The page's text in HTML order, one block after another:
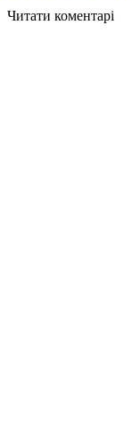
Читати коментарі